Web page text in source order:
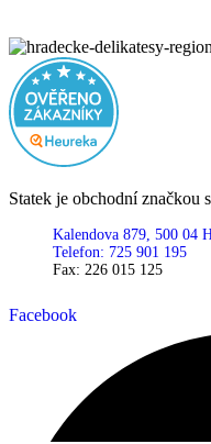
Statek je obchodní značkou
Kalendova 879, 500 04
Telefon: 725 901 195
Fax: 226 015 125
Facebook